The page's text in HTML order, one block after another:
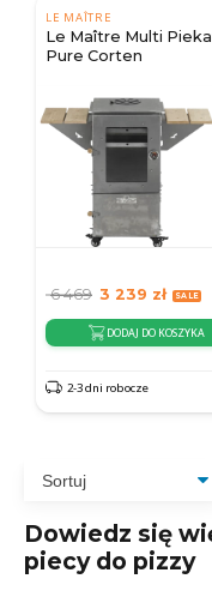
LE MAÎTRE
Le Maître Multi
Pure Corten
6 469 3 239 zł
DODAJ DO KOSZYKA
2-3 dni robocze
Dowiedz się
piecy do pizzy